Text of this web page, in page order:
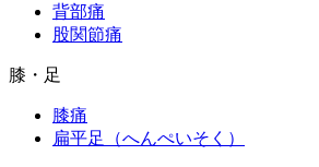
背部痛
股関節痛
膝・足
膝痛
扁平足（へんぺいそく）